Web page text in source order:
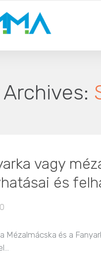
vagy
és
Mézalmácska és a